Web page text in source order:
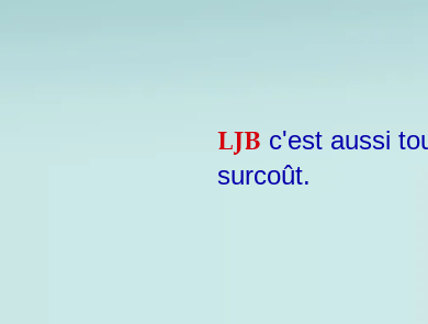
LJB c'est aussi
surcoût.